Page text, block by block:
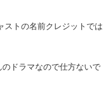
ストの名前クレジットでは
ドラマなので仕方ないで